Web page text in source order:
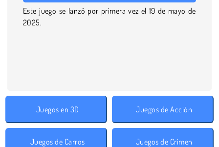
Este juego se lanzó por primera vez el 19 de mayo de
2025.
Juegos en 3D Juegos de Acción
Juegos de Carros Juegos de Crimen